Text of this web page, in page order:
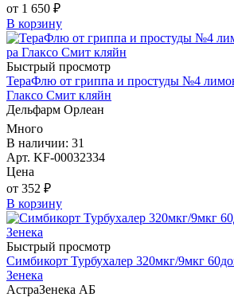
от 1 650 ₽
В корзину
Быстрый просмотр
ТераФлю от гриппа и простуды №4
Глаксо Смит кляйн
Дельфарм Орлеан
Много
В наличии: 31
Арт. KF-00032334
Цена
от 352 ₽
В корзину
Быстрый просмотр
Симбикорт Турбухалер 320мкг/9мкг
Зенека
АстраЗенека АБ